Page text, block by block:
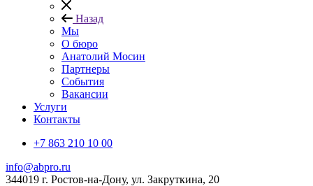
Назад
Мы
О бюро
Анатолий Мосин
Партнеры
События
Вакансии
Услуги
Контакты
+7 863 210 10 00
info@abpro.ru
344019 г. Ростов-на-Дону, ул. Закруткина, 20